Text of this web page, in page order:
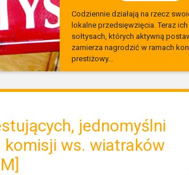
Codziennie działają na rzecz
lokalne przedsięwzięcia. Teraz
sołtysach, których aktywną
zamierza nagrodzić w ramach
prestiżowy...
jednomyślni
komisji ws. wiatraków